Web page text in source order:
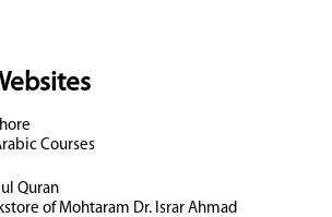
Courses
Quran
of Mohtaram Dr. Israr Ahmad